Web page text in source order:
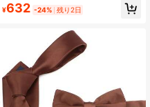
¥632 -24% 残り2日